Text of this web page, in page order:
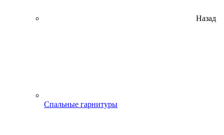
Назад
Спальные гарнитуры